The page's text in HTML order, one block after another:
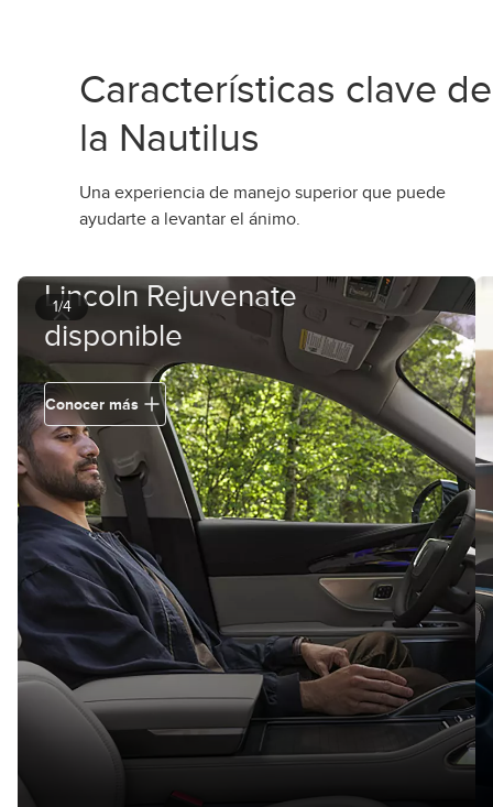
Características clave de
la Nautilus
Una experiencia de manejo superior que puede
ayudarte a levantar el ánimo.
1/4
Lincoln Rejuvenate
disponible
Conocer más